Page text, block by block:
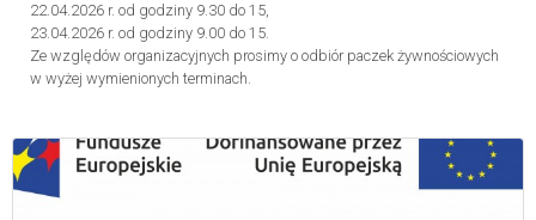
22.04.2026 r. od godziny 9.30 do 15,
23.04.2026 r. od godziny 9.00 do 15.
Ze względów organizacyjnych prosimy o odbiór paczek żywnościowych
w wyżej wymienionych terminach.